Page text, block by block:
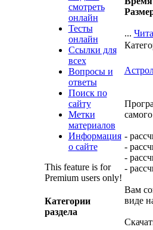
смотреть
онлайн
Тесты
онлайн
Ссылки для
всех
Вопросы и
ответы
Поиск по
сайту
Метки
материалов
Информация
о сайте
This feature is for
Premium users only!
Категории
раздела
...
-
-
-
-
Вам
виде